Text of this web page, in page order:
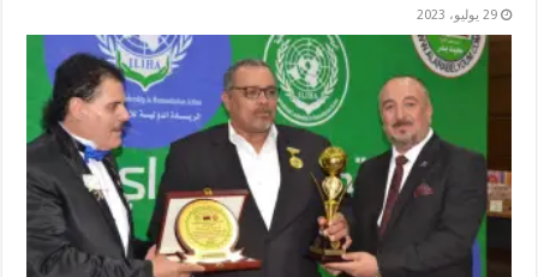
29 يوليو، 2023